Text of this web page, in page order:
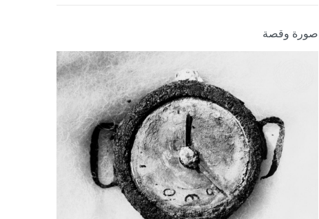
صورة وقصة